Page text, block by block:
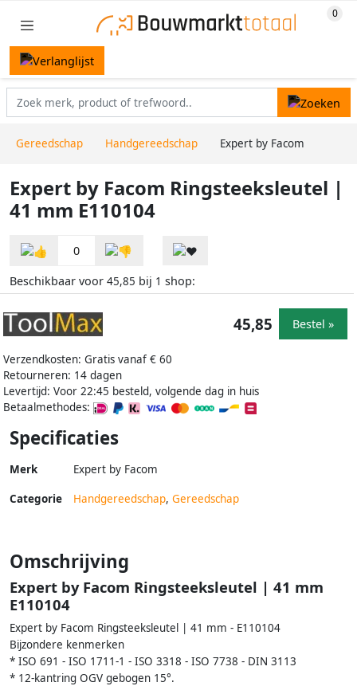
Gereedschap Handgereedschap Expert by Facom
Expert by Facom Ringsteeksleutel |
41 mm E110104
0
Beschikbaar voor 45,85 bij 1 shop:
Verzendkosten: Gratis vanaf € 60
Retourneren: 14 dagen
Levertijd: Voor 22:45 besteld, volgende dag in huis
Betaalmethodes:
45,85 Bestel »
Specificaties
Merk Expert by Facom
Categorie Handgereedschap, Gereedschap
Omschrijving
Expert by Facom Ringsteeksleutel | 41 mm
E110104
Expert by Facom Ringsteeksleutel | 41 mm - E110104
Bijzondere kenmerken
* ISO 691 - ISO 1711-1 - ISO 3318 - ISO 7738 - DIN 3113
* 12-kantring OGV gebogen 15°.